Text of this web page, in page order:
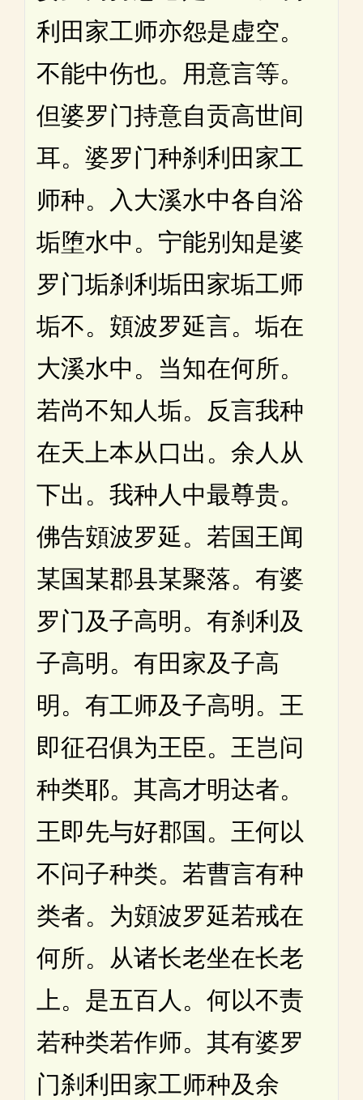
利田家工师亦怨是虚空。
不能中伤也。用意言等。
但婆罗门持意自贡高世间
耳。婆罗门种刹利田家工
师种。入大溪水中各自浴
垢堕水中。宁能别知是婆
罗门垢刹利垢田家垢工师
垢不。頞波罗延言。垢在
大溪水中。当知在何所。
若尚不知人垢。反言我种
在天上本从口出。余人从
下出。我种人中最尊贵。
佛告頞波罗延。若国王闻
某国某郡县某聚落。有婆
罗门及子高明。有刹利及
子高明。有田家及子高
明。有工师及子高明。王
即征召俱为王臣。王岂问
种类耶。其高才明达者。
王即先与好郡国。王何以
不问子种类。若曹言有种
类者。为頞波罗延若戒在
何所。从诸长老坐在长老
上。是五百人。何以不责
若种类若作师。其有婆罗
门刹利田家工师种及余